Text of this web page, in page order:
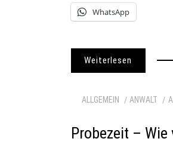
WhatsApp
Weiterlesen
ALLGEMEIN ANWALT
Probezeit –